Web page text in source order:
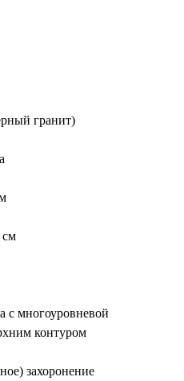
гранит)
см
с многоуровневой
контуром
захоронение